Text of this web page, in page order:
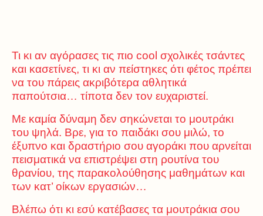
Τι κι αν αγόρασες τις πιο cool σχολικές τσάντες
και κασετίνες, τι κι αν πείστηκες ότι φέτος πρέπει
να του πάρεις ακριβότερα αθλητικά
παπούτσια… τίποτα δεν τον ευχαριστεί.
Με καμία δύναμη δεν σηκώνεται το μουτράκι
του ψηλά. Βρε, για το παιδάκι σου μιλώ, το
έξυπνο και δραστήριο σου αγοράκι που αρνείται
πεισματικά να επιστρέψει στη ρουτίνα του
θρανίου, της παρακολούθησης μαθημάτων και
των κατ’ οίκων εργασιών…
Βλέπω ότι κι εσύ κατέβασες τα μουτράκια σου